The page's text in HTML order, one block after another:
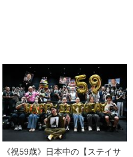
《祝59歳》日本中の【ステイサ